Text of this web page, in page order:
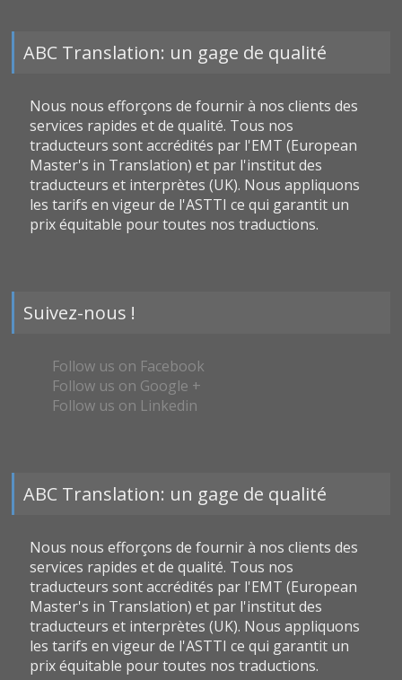
ABC Translation: un gage de qualité
Nous nous efforçons de fournir à nos clients des
services rapides et de qualité. Tous nos
traducteurs sont accrédités par l'EMT (European
Master's in Translation) et par l'institut des
traducteurs et interprètes (UK). Nous appliquons
les tarifs en vigeur de l'ASTTI ce qui garantit un
prix équitable pour toutes nos traductions.
Suivez-nous !
Follow us on Facebook
Follow us on Google +
Follow us on Linkedin
ABC Translation: un gage de qualité
Nous nous efforçons de fournir à nos clients des
services rapides et de qualité. Tous nos
traducteurs sont accrédités par l'EMT (European
Master's in Translation) et par l'institut des
traducteurs et interprètes (UK). Nous appliquons
les tarifs en vigeur de l'ASTTI ce qui garantit un
prix équitable pour toutes nos traductions.